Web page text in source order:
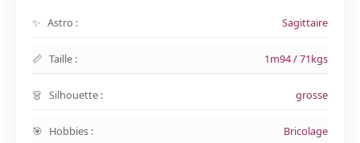
Astro : Sagittaire
Taille : 1m94 / 71kgs
Silhouette : grosse
Hobbies : Bricolage